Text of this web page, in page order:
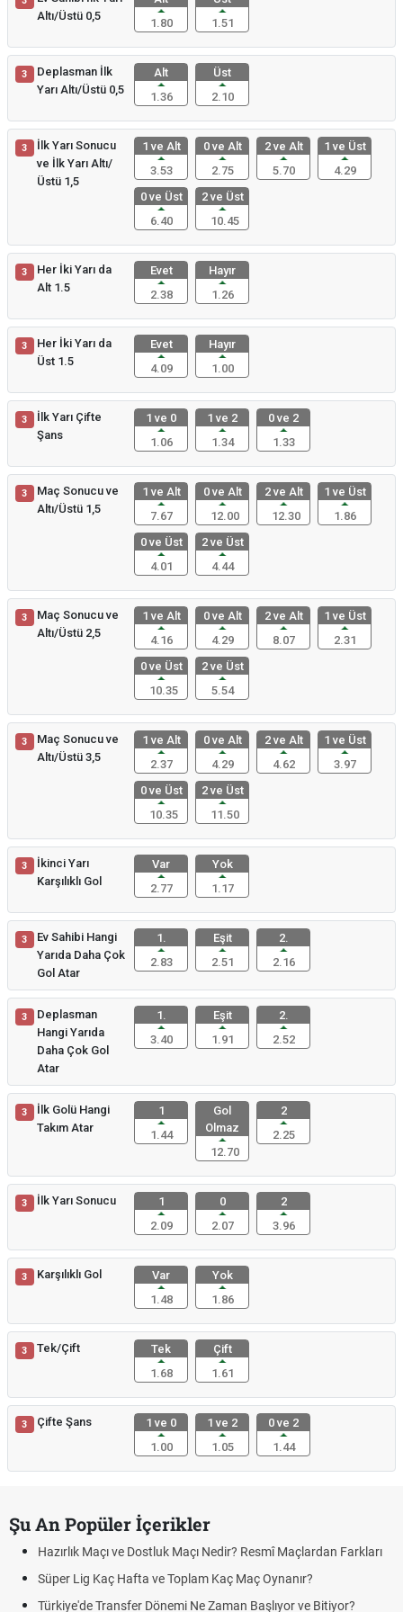
Altı/Üstü 0,5
1.80
1.51
3
Deplasman İlk
Yarı Altı/Üstü 0,5
Alt
1.36
Üst
2.10
3
İlk Yarı Sonucu
ve İlk Yarı Altı/
Üstü 1,5
1 ve Alt
3.53
0 ve Alt
2.75
2 ve Alt
5.70
1 ve Üst
4.29
0 ve Üst
6.40
2 ve Üst
10.45
3
Her İki Yarı da
Alt 1.5
Evet
2.38
Hayır
1.26
3
Her İki Yarı da
Üst 1.5
Evet
4.09
Hayır
1.00
3
İlk Yarı Çifte
Şans
1 ve 0
1.06
1 ve 2
1.34
0 ve 2
1.33
3
Maç Sonucu ve
Altı/Üstü 1,5
1 ve Alt
7.67
0 ve Alt
12.00
2 ve Alt
12.30
1 ve Üst
1.86
0 ve Üst
4.01
2 ve Üst
4.44
3
Maç Sonucu ve
Altı/Üstü 2,5
1 ve Alt
4.16
0 ve Alt
4.29
2 ve Alt
8.07
1 ve Üst
2.31
0 ve Üst
10.35
2 ve Üst
5.54
3
Maç Sonucu ve
Altı/Üstü 3,5
1 ve Alt
2.37
0 ve Alt
4.29
2 ve Alt
4.62
1 ve Üst
3.97
0 ve Üst
10.35
2 ve Üst
11.50
3
İkinci Yarı
Karşılıklı Gol
Var
2.77
Yok
1.17
3
Ev Sahibi Hangi
Yarıda Daha Çok
Gol Atar
1.
2.83
Eşit
2.51
2.
2.16
3
Deplasman
Hangi Yarıda
Daha Çok Gol
Atar
1.
3.40
Eşit
1.91
2.
2.52
3
İlk Golü Hangi
Takım Atar
1
1.44
Gol
Olmaz
12.70
2
2.25
3 İlk Yarı Sonucu
1
2.09
0
2.07
2
3.96
3 Karşılıklı Gol
Var
1.48
Yok
1.86
3 Tek/Çift
Tek
1.68
Çift
1.61
3 Çifte Şans
1 ve 0
1.00
1 ve 2
1.05
0 ve 2
1.44
Şu An Popüler İçerikler
Maçı ve Dostluk Maçı Nedir? Resmî Maçlardan Farkları
Lig Kaç Hafta ve Toplam Kaç Maç Oynanır?
Transfer Dönemi Ne Zaman Başlıyor ve Bitiyor?